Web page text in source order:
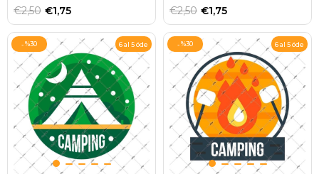
€1,75
€2,50 €1,75
€2,50
%30 6 al 5 öde %30 6 al 5 öde